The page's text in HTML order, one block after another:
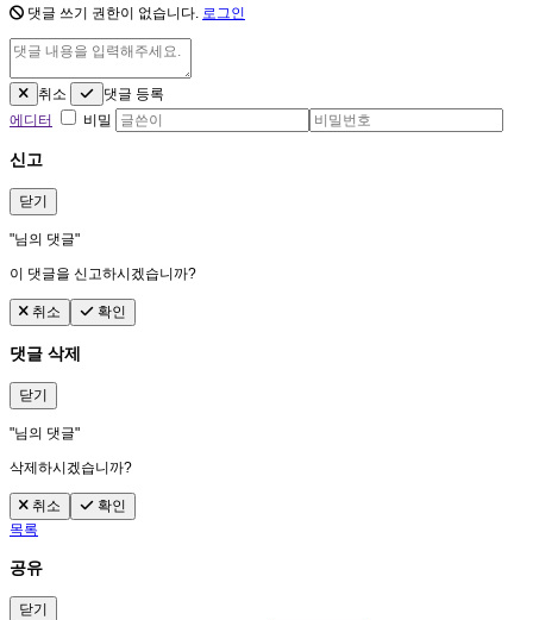
댓글 쓰기 권한이 없습니다. 로그인
취소
댓글 등록
에디터
비밀
신고
닫기
"님의 댓글"
이 댓글을 신고하시겠습니까?
취소 확인
댓글 삭제
닫기
"님의 댓글"
삭제하시겠습니까?
취소
확인
목록
공유
닫기